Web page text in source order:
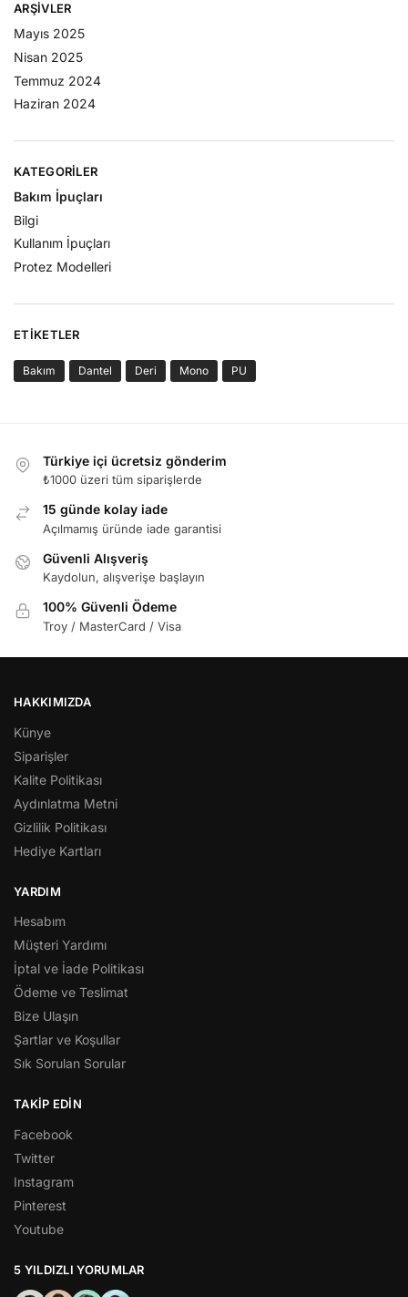
ARŞIVLER
Mayıs 2025
Nisan 2025
Temmuz 2024
Haziran 2024
KATEGORILER
Bakım İpuçları
Bilgi
Kullanım İpuçları
Protez Modelleri
ETIKETLER
Bakım Dantel Deri Mono PU
Türkiye içi ücretsiz gönderim
₺1000 üzeri tüm siparişlerde
15 günde kolay iade
Açılmamış üründe iade garantisi
Güvenli Alışveriş
Kaydolun, alışverişe başlayın
100% Güvenli Ödeme
Troy / MasterCard / Visa
HAKKIMIZDA
Künye
Siparişler
Kalite Politikası
Aydınlatma Metni
Gizlilik Politikası
Hediye Kartları
YARDIM
Hesabım
Müşteri Yardımı
İptal ve İade Politikası
Ödeme ve Teslimat
Bize Ulaşın
Şartlar ve Koşullar
Sık Sorulan Sorular
TAKIP EDIN
Facebook
Twitter
Instagram
Pinterest
Youtube
5 YILDIZLI YORUMLAR